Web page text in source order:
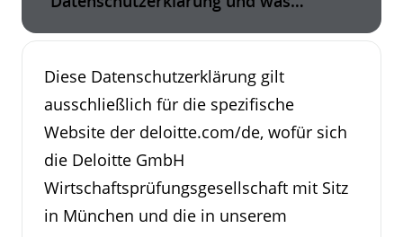
Diese Datenschutzerklärung gilt
ausschließlich für die spezifische
Website der deloitte.com/de, wofür sich
die Deloitte GmbH
Wirtschaftsprüfungsgesellschaft mit Sitz
in München und die in unserem